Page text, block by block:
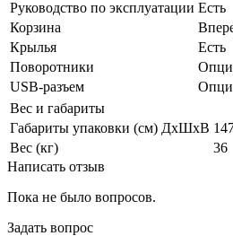
Руководство по эксплуатации Есть
Корзина
Крылья
Есть
Поворотники
USB-разъем
Вес и габариты
Габариты упаковки (см) ДxШxВ
Вес (кг)
36
Написать отзыв
Пока не было вопросов.
Задать вопрос